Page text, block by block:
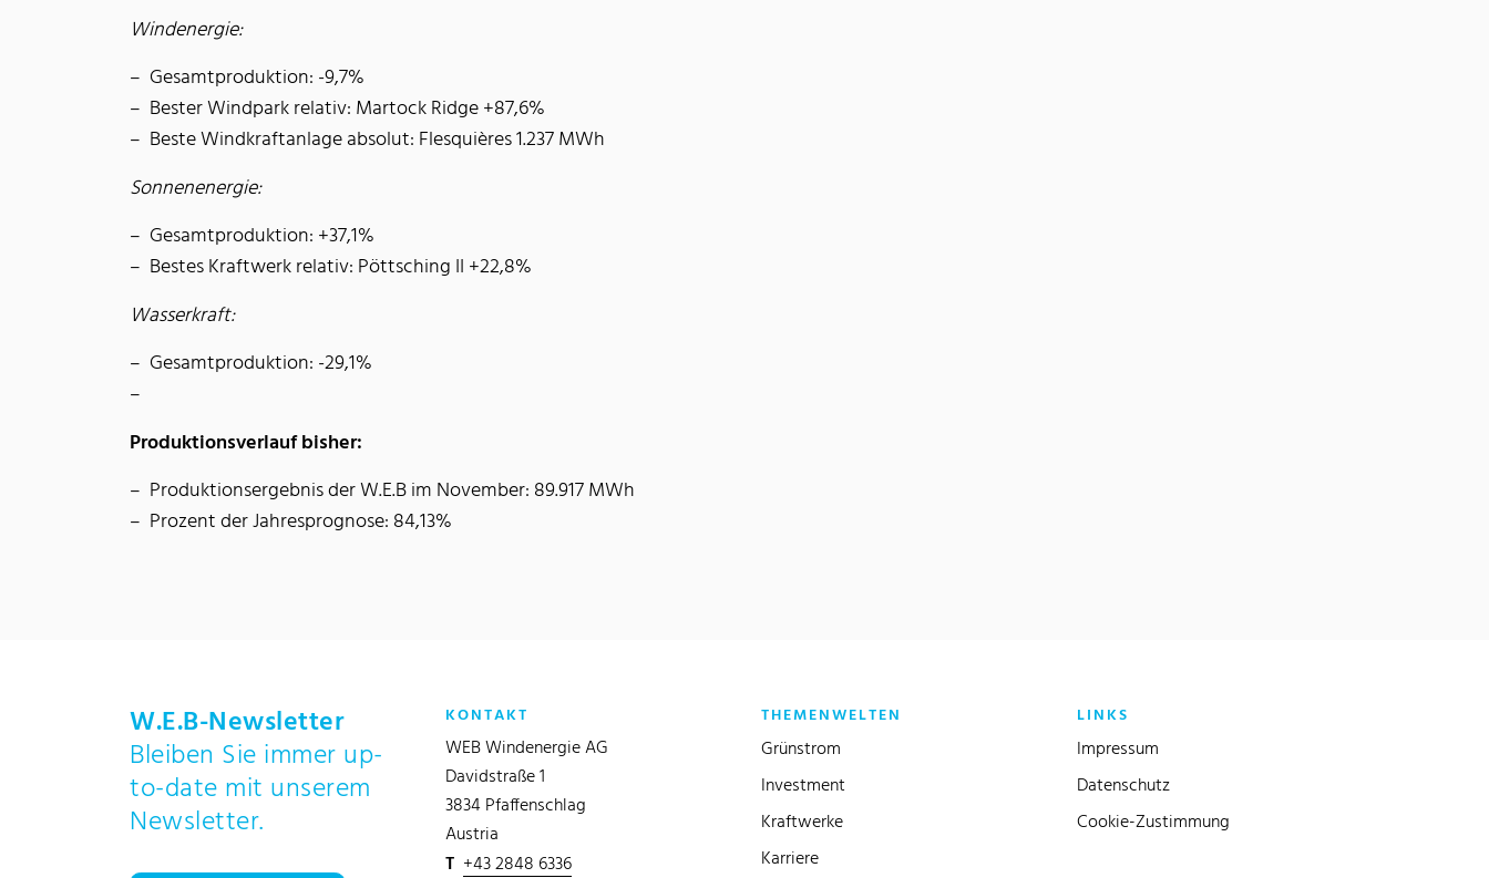
Windenergie:
Gesamtproduktion: -9,7%
Bester Windpark relativ: Martock Ridge +87,6%
Beste Windkraftanlage absolut: Flesquières 1.237 MWh
Sonnenenergie:
Gesamtproduktion: +37,1%
Bestes Kraftwerk relativ: Pöttsching II +22,8%
Wasserkraft:
Gesamtproduktion: -29,1%
Produktionsverlauf bisher:
Produktionsergebnis der W.E.B im November: 89.917 MWh
Prozent der Jahresprognose: 84,13%
W.E.B-Newsletter
Bleiben Sie immer up-
to-date mit unserem
Newsletter.
KONTAKT
WEB Windenergie AG
Davidstraße 1
3834 Pfaffenschlag
Austria
T +43 2848 6336
THEMENWELTEN
Grünstrom
Investment
Kraftwerke
Karriere
LINKS
Impressum
Datenschutz
Cookie-Zustimmung